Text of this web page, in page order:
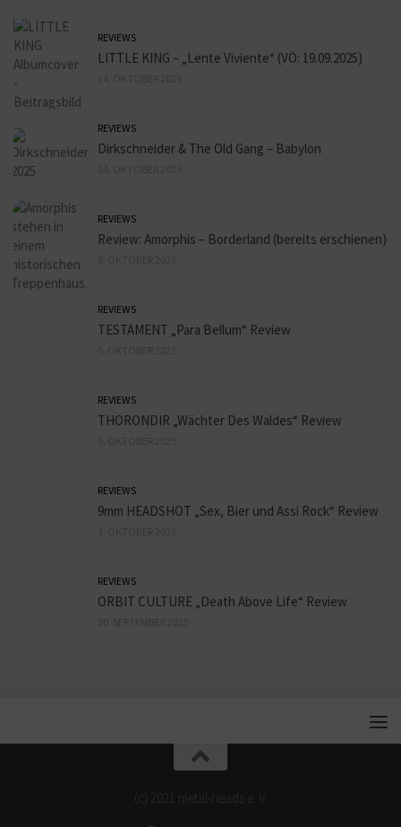
REVIEWS
LITTLE KING – „Lente Viviente“ (VÖ: 19.09.2025)
REVIEWS
Dirkschneider & The Old Gang – Babylon
REVIEWS
Review: Amorphis – Borderland (bereits erschienen)
REVIEWS
TESTAMENT „Para Bellum“ Review
REVIEWS
THORONDIR „Wächter Des Waldes“ Review
REVIEWS
9mm HEADSHOT „Sex, Bier und Assi Rock“ Review
REVIEWS
ORBIT CULTURE „Death Above Life“ Review
(c) 2021 metal-heads e. V.